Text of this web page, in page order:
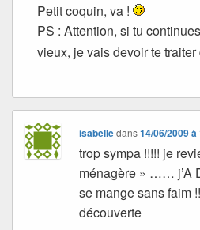
Petit coquin, va !
PS : Attention, si tu
vieux, je vais devoir te
isabelledans14/06/2009
trop sympa !!!!! je
ménagère » …… j’A
se mange sans faim
découverte